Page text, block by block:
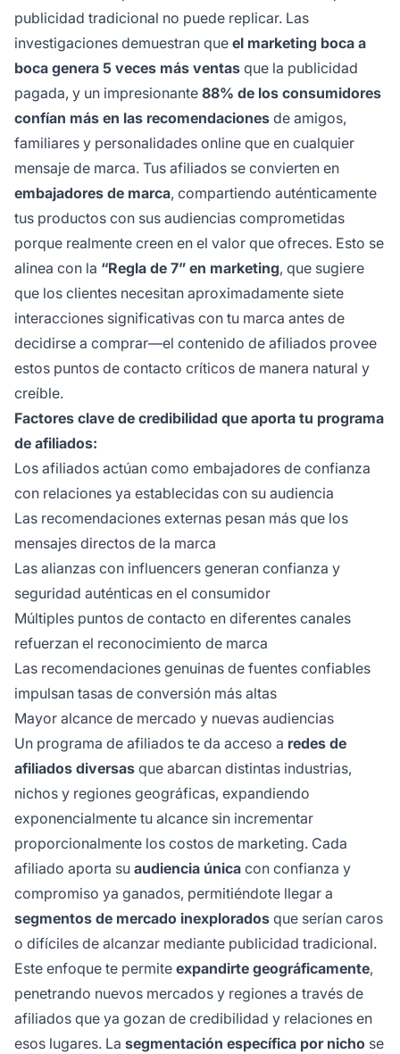
publicidad tradicional no puede replicar. Las
investigaciones demuestran que el marketing boca a
boca genera 5 veces más ventas que la publicidad
pagada, y un impresionante 88% de los consumidores
confían más en las recomendaciones de amigos,
familiares y personalidades online que en cualquier
mensaje de marca. Tus afiliados se convierten en
embajadores de marca, compartiendo auténticamente
tus productos con sus audiencias comprometidas
porque realmente creen en el valor que ofreces. Esto se
alinea con la “Regla de 7” en marketing, que sugiere
que los clientes necesitan aproximadamente siete
interacciones significativas con tu marca antes de
decidirse a comprar—el contenido de afiliados provee
estos puntos de contacto críticos de manera natural y
creíble.
Factores clave de credibilidad que aporta tu programa
de afiliados:
Los afiliados actúan como embajadores de confianza
con relaciones ya establecidas con su audiencia
Las recomendaciones externas pesan más que los
mensajes directos de la marca
Las alianzas con influencers generan confianza y
seguridad auténticas en el consumidor
Múltiples puntos de contacto en diferentes canales
refuerzan el reconocimiento de marca
Las recomendaciones genuinas de fuentes confiables
impulsan tasas de conversión más altas
Mayor alcance de mercado y nuevas audiencias
Un programa de afiliados te da acceso a redes de
afiliados diversas que abarcan distintas industrias,
nichos y regiones geográficas, expandiendo
exponencialmente tu alcance sin incrementar
proporcionalmente los costos de marketing. Cada
afiliado aporta su audiencia única con confianza y
compromiso ya ganados, permitiéndote llegar a
segmentos de mercado inexplorados que serían caros
o difíciles de alcanzar mediante publicidad tradicional.
Este enfoque te permite expandirte geográficamente,
penetrando nuevos mercados y regiones a través de
afiliados que ya gozan de credibilidad y relaciones en
esos lugares. La segmentación específica por nicho se